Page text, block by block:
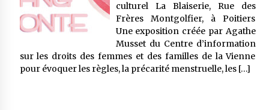
culturel La Blaiserie, Rue des
Frères Montgolfier, à Poitiers
Une exposition créée par Agathe
Musset du Centre d’information
sur les droits des femmes et des familles de la Vienne
pour évoquer les règles, la précarité menstruelle, les […]